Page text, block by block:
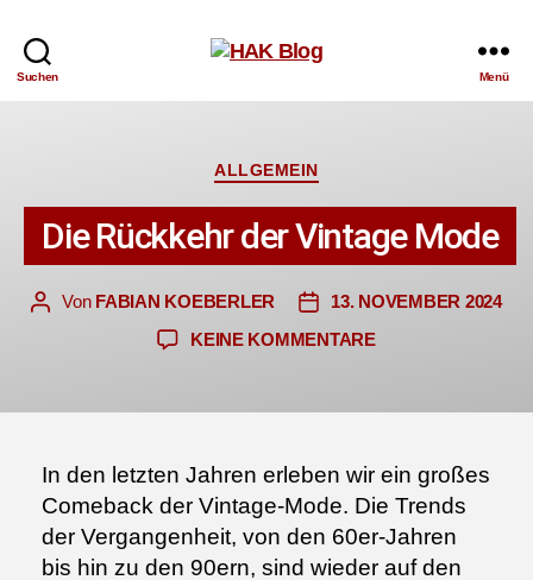
Suchen
Blog
Menü
Kategorien
ALLGEMEIN
Die Rückkehr der Vintage Mode
Beitragsautor
Von FABIAN KOEBERLER Veröffentlichungsdatum
13. NOVEMBER 2024
KEINE KOMMENTAREZU
DER
MODE
In den letzten Jahren erleben wir ein großes
Comeback der Vintage-Mode. Die Trends
der Vergangenheit, von den 60er-Jahren
bis hin zu den 90ern, sind wieder auf den